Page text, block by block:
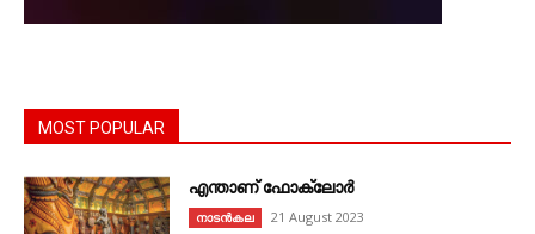
MOST POPULAR
എന്താണ്‌ ഫോക്‌ലോർ
നാടൻകല 21 August 2023